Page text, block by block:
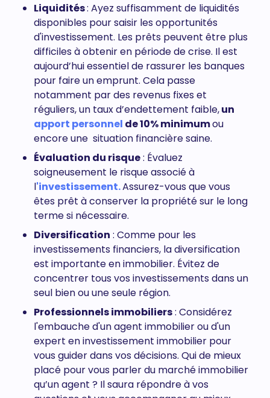
Liquidités: Ayez suffisamment de liquidités
disponibles pour saisir les opportunités
d'investissement. Les prêts peuvent être plus
difficiles à obtenir en période de crise. Il est
aujourd’hui essentiel de rassurer les banques
pour faire un emprunt. Cela passe
notamment par des revenus fixes et
réguliers, un taux d’endettement faible,un
apport personnel de 10% minimumou
encore une situation financière saine.
Évaluation du risque: Évaluez
soigneusement le risque associé à
l'investissement.Assurez-vous que vous
êtes prêt à conserver la propriété sur le long
terme si nécessaire.
Diversification : Comme pour les
investissements financiers, la diversification
est importante en immobilier. Évitez de
concentrer tous vos investissements dans un
seul bien ou une seule région.
Professionnels immobiliers: Considérez
l'embauche d'un agent immobilier ou d'un
expert en investissement immobilier pour
vous guider dans vos décisions. Qui de mieux
placé pour vous parler du marché immobilier
qu’un agent ? Il saura répondre à vos